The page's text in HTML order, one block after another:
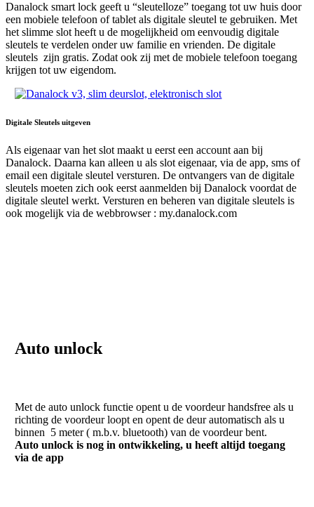
Danalock smart lock geeft u “sleutelloze” toegang tot uw huis door
een mobiele telefoon of tablet als digitale sleutel te gebruiken. Met
het slimme slot heeft u de mogelijkheid om eenvoudig digitale
sleutels te verdelen onder uw familie en vrienden. De digitale
sleutels zijn gratis. Zodat ook zij met de mobiele telefoon toegang
krijgen tot uw eigendom.
Digitale Sleutels uitgeven
Als eigenaar van het slot maakt u eerst een account aan bij
Danalock. Daarna kan alleen u als slot eigenaar, via de app, sms of
email een digitale sleutel versturen. De ontvangers van de digitale
sleutels moeten zich ook eerst aanmelden bij Danalock voordat de
digitale sleutel werkt. Versturen en beheren van digitale sleutels is
ook mogelijk via de webbrowser : my.danalock.com
Auto unlock
Met de auto unlock functie opent u de voordeur handsfree als u
richting de voordeur loopt en opent de deur automatisch als u
binnen 5 meter ( m.b.v. bluetooth) van de voordeur bent.
Auto unlock is nog in ontwikkeling, u heeft altijd toegang
via de app